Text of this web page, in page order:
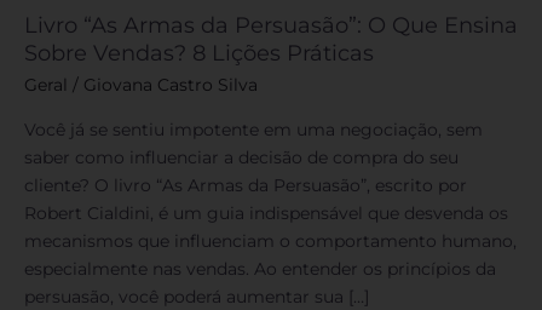
Livro “As Armas da Persuasão”: O Que Ensina
Sobre Vendas? 8 Lições Práticas
Geral / Giovana Castro Silva
Você já se sentiu impotente em uma negociação, sem
saber como influenciar a decisão de compra do seu
cliente? O livro “As Armas da Persuasão”, escrito por
Robert Cialdini, é um guia indispensável que desvenda os
mecanismos que influenciam o comportamento humano,
especialmente nas vendas. Ao entender os princípios da
persuasão, você poderá aumentar sua […]